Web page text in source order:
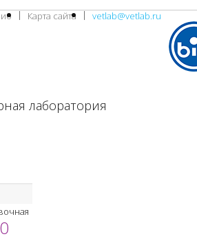
Карта сайта vetlab@vetlab.ru
лаборатория